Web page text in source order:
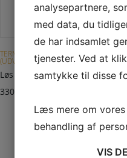
TERMATECH STÅLSKORSTEN Ø 150
(UDVENDIG Ø250 MM)
Løs regnkrave sort
330,00
analysepartnere,
med data, du
de har indsamlet
tjenester. Ved at
samtykke til disse
Læs mere om
behandling af
VIS